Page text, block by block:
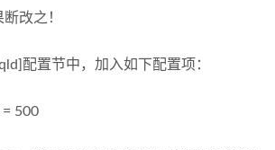
改之！
配置节中，加入如下配置项：
= 500